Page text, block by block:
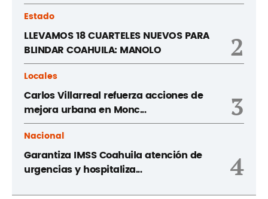
Estado
LLEVAMOS 18 CUARTELES NUEVOS PARA
BLINDAR COAHUILA: MANOLO
2
Locales
Carlos Villarreal refuerza acciones de
mejora urbana en Monc...
3
Nacional
Garantiza IMSS Coahuila atención de
urgencias y hospitaliza...
4